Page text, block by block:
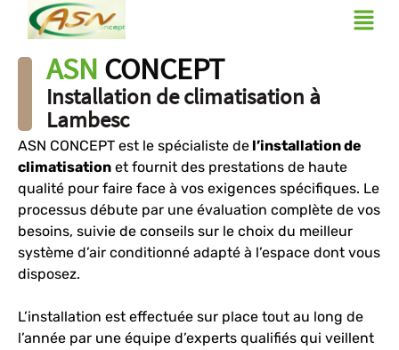
ASN CONCEPT
Installation de climatisation à
Lambesc
ASN CONCEPT est le spécialiste de l’installation de
climatisation et fournit des prestations de haute
qualité pour faire face à vos exigences spécifiques. Le
processus débute par une évaluation complète de vos
besoins, suivie de conseils sur le choix du meilleur
système d’air conditionné adapté à l’espace dont vous
disposez.
L’installation est effectuée sur place tout au long de
l’année par une équipe d’experts qualifiés qui veillent